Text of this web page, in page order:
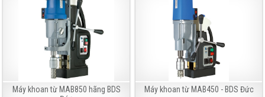
Máy khoan từ MAB850 hãng BDS
Máy khoan từ MAB450 - BDS Đức